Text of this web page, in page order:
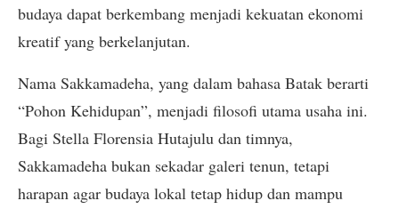
budaya dapat berkembang menjadi kekuatan ekonomi
kreatif yang berkelanjutan.
Nama Sakkamadeha, yang dalam bahasa Batak berarti
“Pohon Kehidupan”, menjadi filosofi utama usaha ini.
Bagi Stella Florensia Hutajulu dan timnya,
Sakkamadeha bukan sekadar galeri tenun, tetapi
harapan agar budaya lokal tetap hidup dan mampu